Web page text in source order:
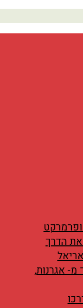
הדרך
מ- אגרנות,